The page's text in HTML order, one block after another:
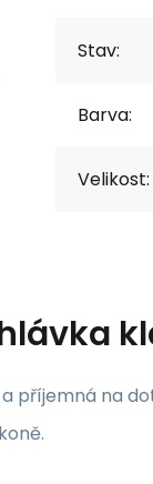
Stav:
Barva:
Velikost:
příjemná na